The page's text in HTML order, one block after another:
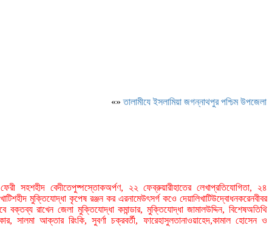
«»‎তালামীযে ইসলামিয়া জগন্নাথপুর পশ্চিম উপজেলা
ফেরী সহশহীদ বেদীতেপুষ্পস্তোকঅর্পণ, ২২ ফেব্রুয়ারীহাতের লেখাপ্রতিযোগিতা, ২৪
মুক্তিযোদ্ধা কৃপেষ রঞ্জন কর এরনামেউৎসর্গ কওে দেয়ালিখাটিউদ্বোধনকরেনবীবর
বক্তব্য রাখেন জেলা মুক্তিযোদ্ধা কমান্ডার, মুক্তিযোদ্ধা জামালউদ্দিন, বিশেষঅতিথি
সালমা আক্তার রিংকি, সুবর্ণা চক্রবর্তী, ফারেহাসুলতানাওয়াহেদ,কামাল হোসেন ও